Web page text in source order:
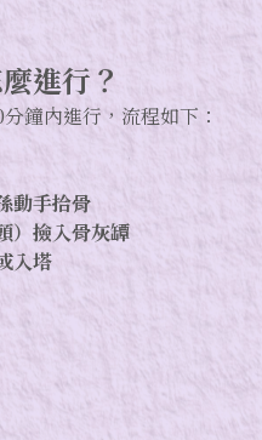
進行？
鐘內進行，流程如下：
動手拾骨
撿入骨灰罈
入塔